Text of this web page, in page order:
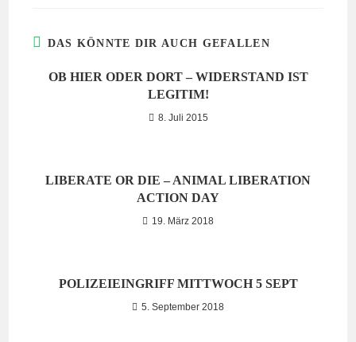
DAS KÖNNTE DIR AUCH GEFALLEN
OB HIER ODER DORT – WIDERSTAND IST
LEGITIM!
8. Juli 2015
LIBERATE OR DIE – ANIMAL LIBERATION
ACTION DAY
19. März 2018
POLIZEIEINGRIFF MITTWOCH 5 SEPT
5. September 2018